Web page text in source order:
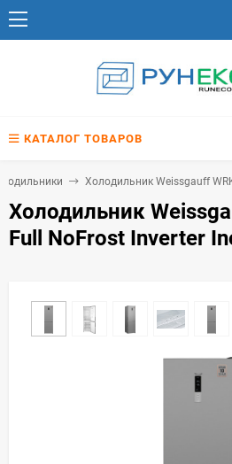
КАТАЛОГ ТОВАРОВ
Холодильник Weissgauff
Холодильник
Full NoFrost Inverter